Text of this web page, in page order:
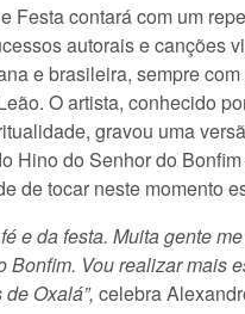
Festa contará com um
autorais e canções
e brasileira, sempre
O artista, conhecido
gravou uma
Hino do Senhor do
de tocar neste momento
e da festa. Muita gente
Bonfim. Vou realizar mais
Oxalá”, celebra